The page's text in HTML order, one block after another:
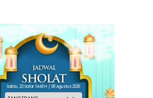
Sabtu, 23 Safar 1448 H / 08 Agustus 2026